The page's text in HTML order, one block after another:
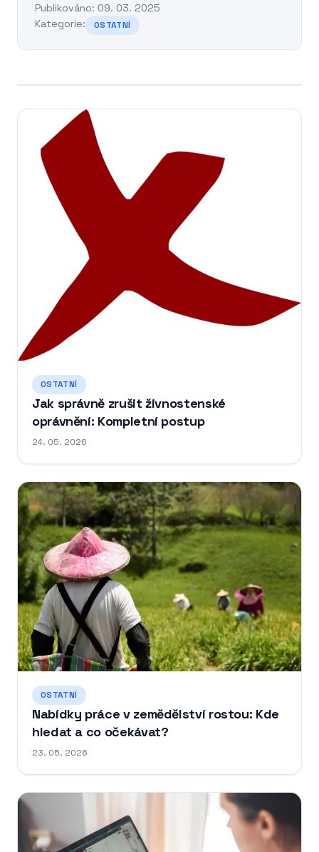
Publikováno: 09. 03. 2025
Kategorie:
OSTATNÍ
OSTATNÍ
Jak správně zrušit živnostenské
oprávnění: Kompletní postup
24. 05. 2026
OSTATNÍ
Nabídky práce v zemědělství rostou: Kde
hledat a co očekávat?
23. 05. 2026